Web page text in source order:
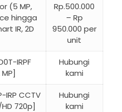
(5 MP,
hingga
IR, 2D
Rp.500.000
– Rp
950.000 per
unit
IRPF
Hubungi
kami
IRP CCTV
720p]
Hubungi
kami